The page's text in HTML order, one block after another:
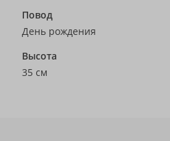
Повод
День рождения
Высота
35 см